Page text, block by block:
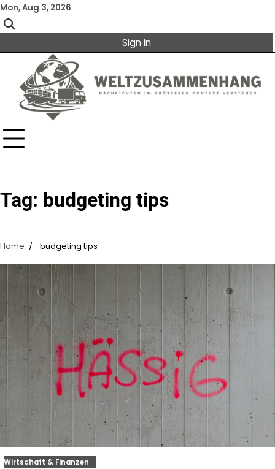
Skip
to
content
Mon, Aug 3, 2026
Sign In
Tag: budgeting tips
Home budgeting tips
Wirtschaft & Finanzen